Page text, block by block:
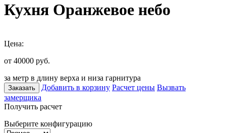
Кухня Оранжевое небо
Цена:
от 40000 руб.
за метр в длину верха и низа гарнитура
Заказать Добавить в корзину Расчет цены Вызвать
замерщика
Получить расчет
Выберите конфигурацию